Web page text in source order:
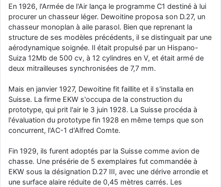
passionnée par l'aviation militaire , pourrais je savoir que faire après
le lycée pour s'orienter et pouvoir devenir officier de l'armée de l'air?
d9pouces: lesquels, par exemple ?
mahmoud
: bonsoir, très instructif ce site .mais nous aimerions avoir
les photo des anciens appareils de l'armée de l'air de la haute -volta
d9pouces: Ça me casse quand même bien les pieds, j’avoue
d9pouces: En espérant n’avoir coupé les accessoires de personne
au passage !
d9pouces: j'ai trouvé un palliatif un peu violent, mais ça devrait aller
un peu mieux
d9pouces
: cette fois, c'est le Brésil et Singapour qui mettent le site
par terre
jericho: Ah ben je peux te confirmer que j'étais resté dans le filtre…
En 1926, l'Armée de l'Air lança le programme C1 destiné à lui
procurer un chasseur léger. Dewoitine proposa son D.27, un
chasseur monoplan à aile parasol. Bien que reprenant la
structure de ses modèles précédents, il se distinguait par une
aérodynamique soignée. Il était propulsé par un Hispano-
Suiza 12Mb de 500 cv, à 12 cylindres en V, et était armé de
deux mitrailleuses synchronisées de 7,7 mm.
Mais en janvier 1927, Dewoitine fit faillite et il s'installa en
Suisse. La firme EKW s'occupa de la construction du
prototype, qui prit l'air le 3 juin 1928. La Suisse procéda à
l'évaluation du prototype fin 1928 en même temps que son
concurrent, l'AC-1 d'Alfred Comte.
Fin 1929, ils furent adoptés par la Suisse comme avion de
chasse. Une présérie de 5 exemplaires fut commandée à
EKW sous la désignation D.27 III, avec une dérive arrondie et
une surface alaire réduite de 0,45 mètres carrés. Les